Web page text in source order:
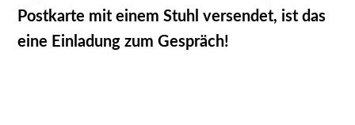
Postkarte mit einem Stuhl versendet, ist das
eine Einladung zum Gespräch!